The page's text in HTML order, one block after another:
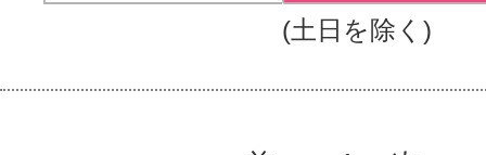
(土日を除く)